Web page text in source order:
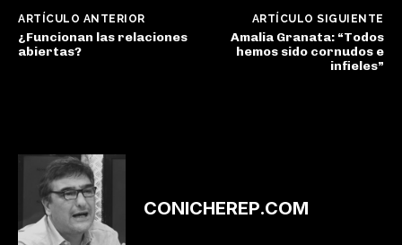
ARTÍCULO ANTERIOR
¿Funcionan las relaciones
abiertas?
ARTÍCULO SIGUIENTE
Amalia Granata: “Todos
hemos sido cornudos e
infieles”
CONICHEREP.COM